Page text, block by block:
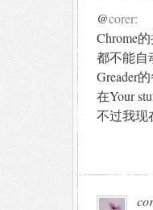
@corer:
Chrome
都不能
Greader
在Your
不过我现